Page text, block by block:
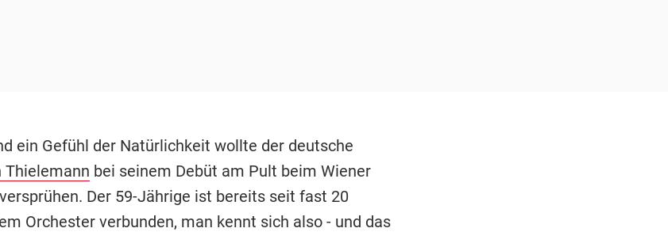
ein Gefühl der Natürlichkeit wollte der deutsche
Thielemann bei seinem Debüt am Pult beim Wiener
Der 59-Jährige ist bereits seit fast 20
Orchester verbunden, man kennt sich also - und das